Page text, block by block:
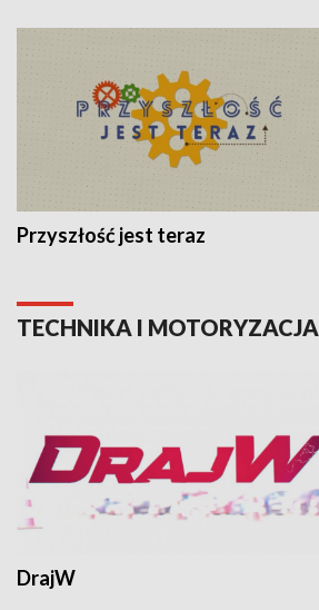
Przyszłość jest teraz
TECHNIKA I MOTORYZACJA
DrajW